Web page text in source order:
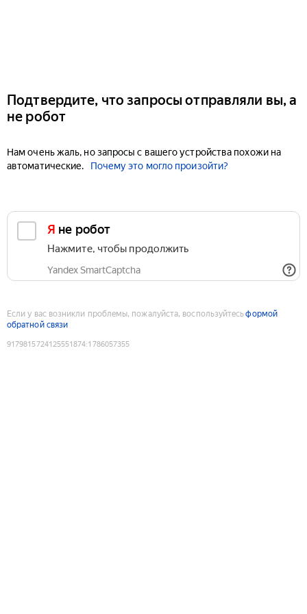
Подтвердите, что запросы отправляли вы, а
не робот
Нам очень жаль, но запросы с вашего устройства похожи на
автоматические.
Почему это могло произойти?
Я не робот
Нажмите, чтобы продолжить
Yandex SmartCaptcha
Если у вас возникли проблемы, пожалуйста, воспользуйтесьформой
обратной связи
9179815724125551874:1786057355